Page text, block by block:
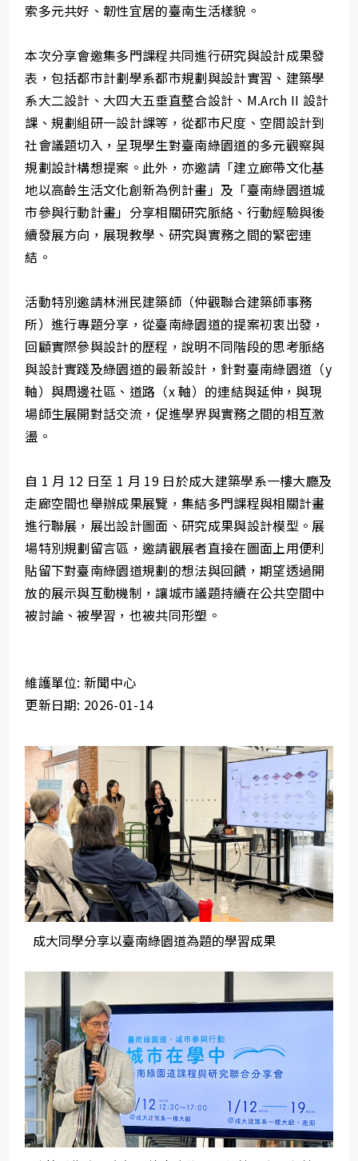
索多元共好、韌性宜居的臺南生活樣貌。
本次分享會邀集多門課程共同進行研究與設計成果發
表，包括都市計劃學系都市規劃與設計實習、建築學
系大二設計、大四大五垂直整合設計、M.Arch II 設計
課、規劃組研一設計課等，從都市尺度、空間設計到
社會議題切入，呈現學生對臺南綠園道的多元觀察與
規劃設計構想提案。此外，亦邀請「建立廊帶文化基
地以高齡生活文化創新為例計畫」及「臺南綠園道城
市參與行動計畫」分享相關研究脈絡、行動經驗與後
續發展方向，展現教學、研究與實務之間的緊密連
結。
活動特別邀請林洲民建築師（仲觀聯合建築師事務
所）進行專題分享，從臺南綠園道的提案初衷出發，
回顧實際參與設計的歷程，說明不同階段的思考脈絡
與設計實踐及綠園道的最新設計，針對臺南綠園道（y
軸）與周邊社區、道路（x 軸）的連結與延伸，與現
場師生展開對話交流，促進學界與實務之間的相互激
盪。
自 1 月 12 日至 1 月 19 日於成大建築學系一樓大廳及
走廊空間也舉辦成果展覽，集結多門課程與相關計畫
進行聯展，展出設計圖面、研究成果與設計模型。展
場特別規劃留言區，邀請觀展者直接在圖面上用便利
貼留下對臺南綠園道規劃的想法與回饋，期望透過開
放的展示與互動機制，讓城市議題持續在公共空間中
被討論、被學習，也被共同形塑。
維護單位: 新聞中心
更新日期: 2026-01-14
成大同學分享以臺南綠園道為題的學習成果